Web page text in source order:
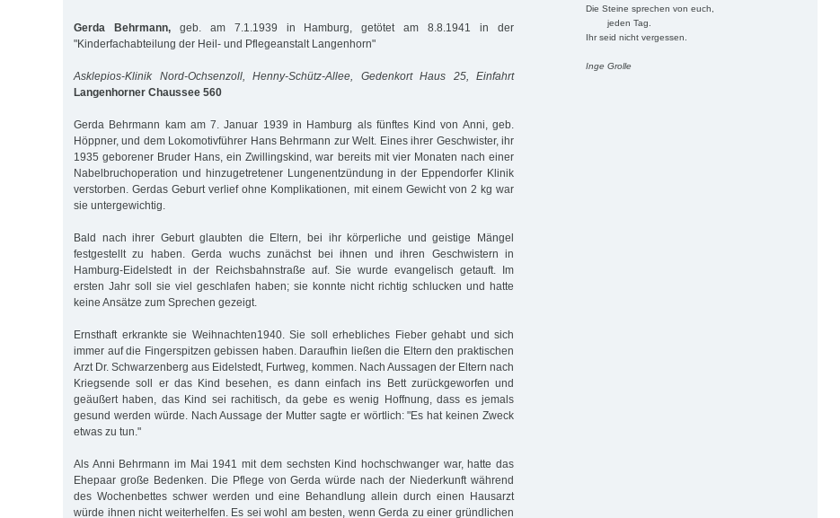
Die Steine sprechen von euch,
jeden Tag.
Ihr seid nicht vergessen.
Inge Grolle
Gerda Behrmann,geb. am 7.1.1939 in Hamburg, getötet am 8.8.1941 in der
"Kinderfachabteilung der Heil- und Pflegeanstalt Langenhorn"
Asklepios-Klinik Nord-Ochsenzoll, Henny-Schütz-Allee, Gedenkort Haus 25, Einfahrt
Langenhorner Chaussee 560
Gerda Behrmann kam am 7. Januar 1939 in Hamburg als fünftes Kind von Anni, geb.
Höppner, und dem Lokomotivführer Hans Behrmann zur Welt. Eines ihrer Geschwister, ihr
1935 geborener Bruder Hans, ein Zwillingskind, war bereits mit vier Monaten nach einer
Nabelbruchoperation und hinzugetretener Lungenentzündung in der Eppendorfer Klinik
verstorben. Gerdas Geburt verlief ohne Komplikationen, mit einem Gewicht von 2 kg war
sie untergewichtig.
Bald nach ihrer Geburt glaubten die Eltern, bei ihr körperliche und geistige Mängel
festgestellt zu haben. Gerda wuchs zunächst bei ihnen und ihren Geschwistern in
Hamburg-Eidelstedt in der Reichsbahnstraße auf. Sie wurde evangelisch getauft. Im
ersten Jahr soll sie viel geschlafen haben; sie konnte nicht richtig schlucken und hatte
keine Ansätze zum Sprechen gezeigt.
Ernsthaft erkrankte sie Weihnachten1940. Sie soll erhebliches Fieber gehabt und sich
immer auf die Fingerspitzen gebissen haben. Daraufhin ließen die Eltern den praktischen
Arzt Dr. Schwarzenberg aus Eidelstedt, Furtweg, kommen. Nach Aussagen der Eltern nach
Kriegsende soll er das Kind besehen, es dann einfach ins Bett zurückgeworfen und
geäußert haben, das Kind sei rachitisch, da gebe es wenig Hoffnung, dass es jemals
gesund werden würde. Nach Aussage der Mutter sagte er wörtlich: "Es hat keinen Zweck
etwas zu tun."
Als Anni Behrmann im Mai 1941 mit dem sechsten Kind hochschwanger war, hatte das
Ehepaar große Bedenken. Die Pflege von Gerda würde nach der Niederkunft während
des Wochenbettes schwer werden und eine Behandlung allein durch einen Hausarzt
würde ihnen nicht weiterhelfen. Es sei wohl am besten, wenn Gerda zu einer gründlichen